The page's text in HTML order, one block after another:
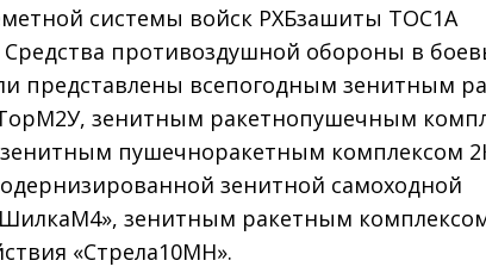
системы войск РХБ­зашиты ТОС­1А
Средства противоздушной обороны в
представлены всепогодным зенитным
зенитным ракетно­пушечным
пушечно­ракетным комплексом
зенитной самоходной
зенитным ракетным
«Стрела­10МН».